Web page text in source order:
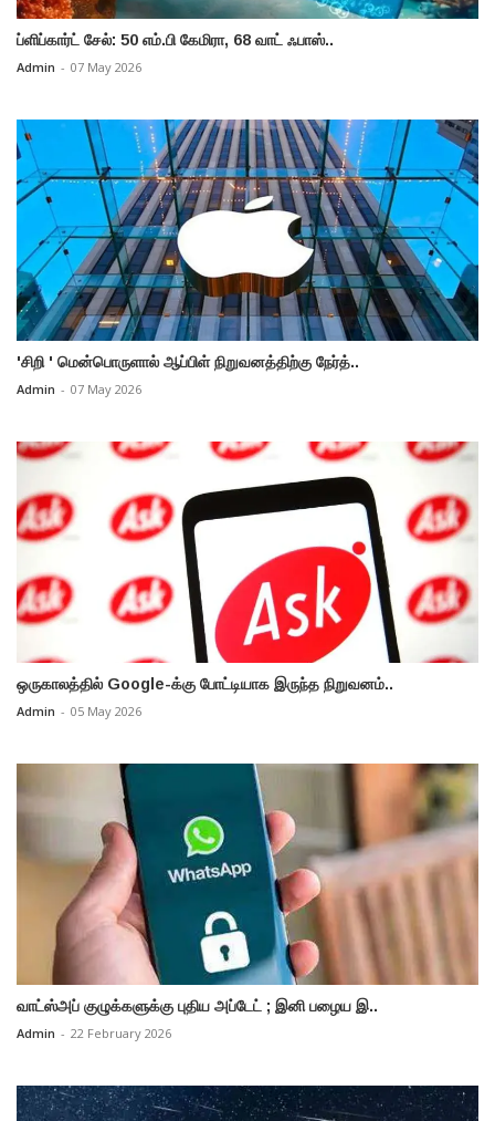
ப்ளிப்கார்ட் சேல்: 50 எம்.பி கேமிரா, 68 வாட் ஃபாஸ்..
Admin - 07 May 2026
'சிறி ' மென்பொருளால் ஆப்பிள் நிறுவனத்திற்கு நேர்த்..
Admin - 07 May 2026
ஒருகாலத்தில் Google-க்கு போட்டியாக இருந்த நிறுவனம்..
Admin - 05 May 2026
வாட்ஸ்அப் குழுக்களுக்கு புதிய அப்டேட் ; இனி பழைய இ..
Admin - 22 February 2026